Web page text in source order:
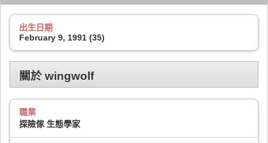
出生日期
February 9, 1991 (35)
關於 wingwolf
職業
探險傢 生態學家